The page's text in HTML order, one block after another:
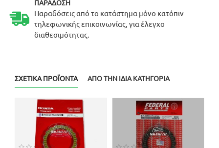
ΠΑΡΆΔΟΣΗ
Παραδόσεις από το κατάστημα μόνο κατόπιν
τηλεφωνικής επικοινωνίας, για έλεγχο
διαθεσιμότητας.
ΣΧΕΤΙΚΆ ΠΡΟΪΌΝΤΑ ΑΠΌ ΤΗΝ ΊΔΙΑ ΚΑΤΗΓΟΡΊΑ